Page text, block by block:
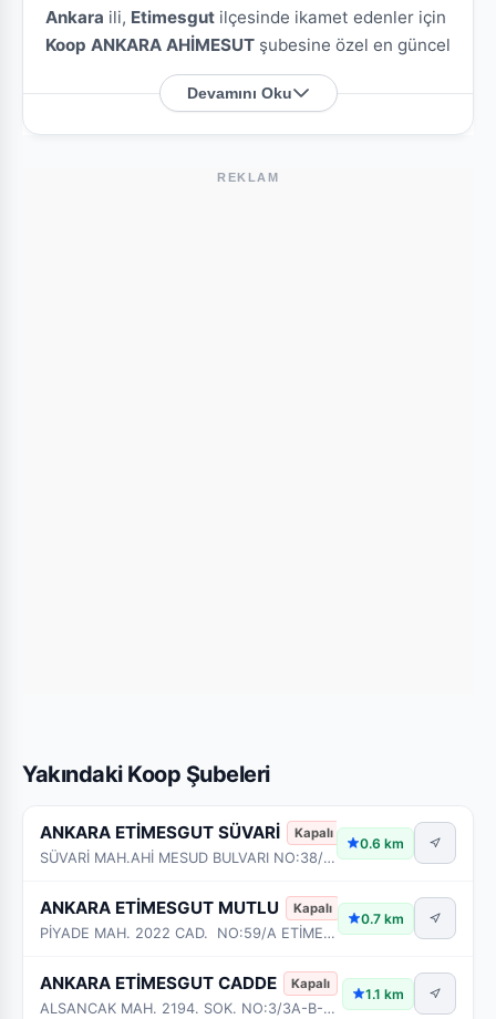
Ankara ili, Etimesgut ilçesinde ikamet edenler için
Koop ANKARA AHİMESUT şubesine özel en güncel
indirim broşürlerini ve aktüel ürün fırsatlarını bu
sayfada derledik.
Devamını Oku
REKLAM
Yakındaki Koop Şubeleri
ANKARA ETİMESGUT SÜVARİ Kapalı
SÜVARİ MAH.AHİ MESUD BULVARI NO:38/A ETİMESGUT - ANKARA
0.6 km
ANKARA ETİMESGUT MUTLU Kapalı
PİYADE MAH. 2022 CAD. NO:59/A ETİMESGUT - ANKARA
0.7 km
ANKARA ETİMESGUT CADDE Kapalı
ALSANCAK MAH. 2194. SOK. NO:3/3A-B-C-D ETİMESGUT - ANKARA
1.1 km